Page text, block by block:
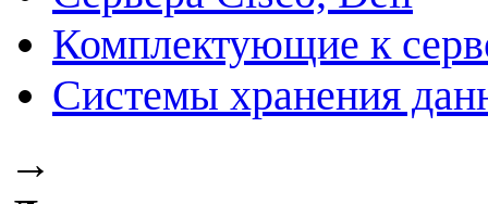
Комплектующие к
Системы хранения
→